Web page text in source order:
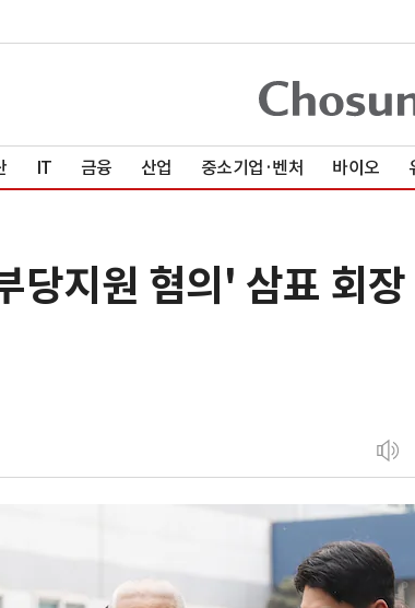
IT 금융 산업 중소기업·벤처 바이오
당지원 혐의' 삼표 회